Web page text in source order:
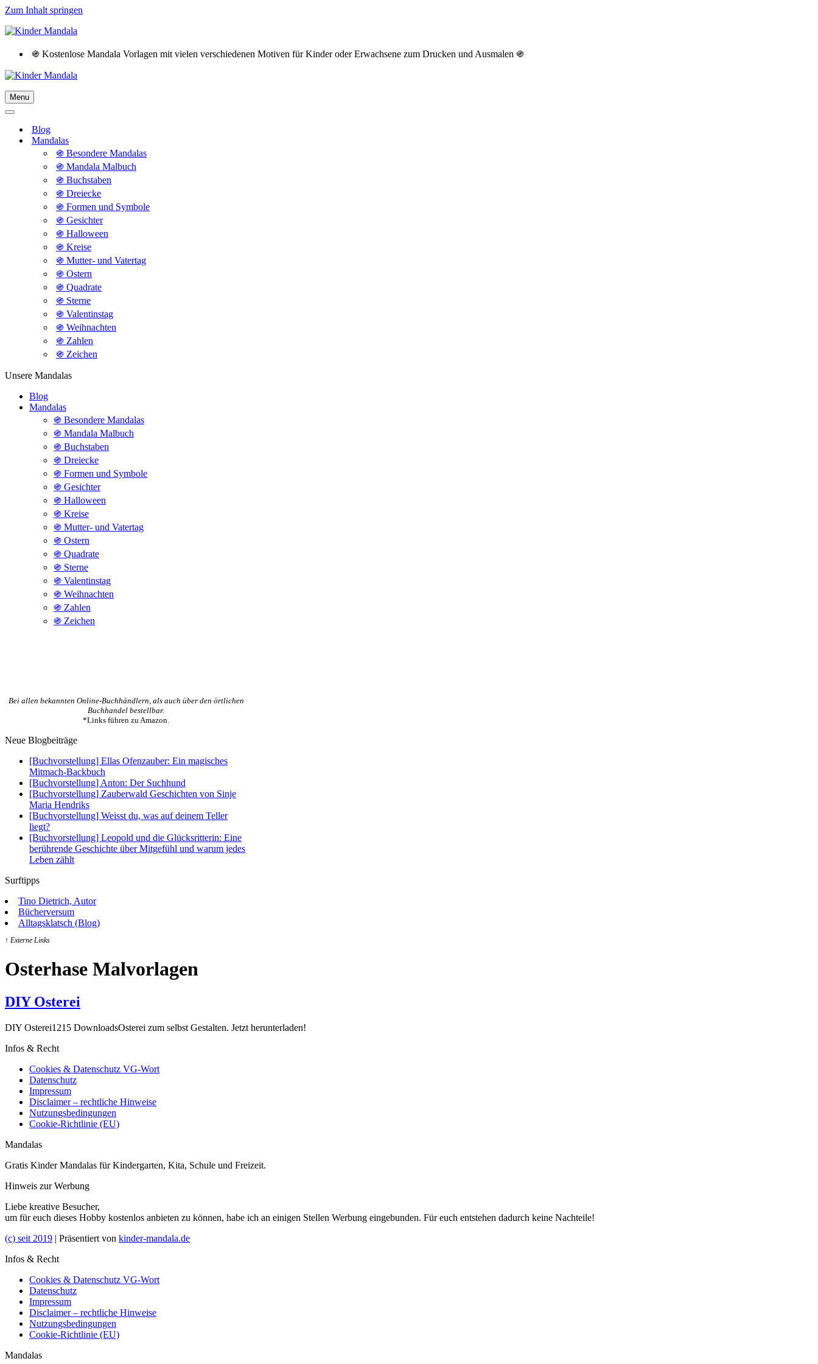
Zum Inhalt springen
֍ Kostenlose Mandala Vorlagen mit vielen verschiedenen Motiven für Kinder oder Erwachsene zum Drucken und Ausmalen ֍
Menu
Navigationsmenü
Navigationsmenü
Blog
Mandalas
֍ Besondere Mandalas
֍ Mandala Malbuch
֍ Buchstaben
֍ Dreiecke
֍ Formen und Symbole
֍ Gesichter
֍ Halloween
֍ Kreise
֍ Mutter- und Vatertag
֍ Ostern
֍ Quadrate
֍ Sterne
֍ Valentinstag
֍ Weihnachten
֍ Zahlen
֍ Zeichen
Unsere Mandalas
Blog
Mandalas
֍ Besondere Mandalas
֍ Mandala Malbuch
֍ Buchstaben
֍ Dreiecke
֍ Formen und Symbole
֍ Gesichter
֍ Halloween
֍ Kreise
֍ Mutter- und Vatertag
֍ Ostern
֍ Quadrate
֍ Sterne
֍ Valentinstag
֍ Weihnachten
֍ Zahlen
֍ Zeichen
Bei allen bekannten Online-Buchhändlern, als auch über den örtlichen
Buchhandel bestellbar.
*Links führen zu Amazon.
Neue Blogbeiträge
[Buchvorstellung] Ellas Ofenzauber: Ein magisches
Mitmach-Backbuch
[Buchvorstellung] Anton: Der Suchhund
[Buchvorstellung] Zauberwald Geschichten von Sinje
Maria Hendriks
[Buchvorstellung] Weisst du, was auf deinem Teller
liegt?
[Buchvorstellung] Leopold und die Glücksritterin: Eine
berührende Geschichte über Mitgefühl und warum jedes
Leben zählt
Surftipps
Tino Dietrich, Autor
Bücherversum
Alltagsklatsch (Blog)
↑ Externe Links
Osterhase Malvorlagen
DIY Osterei
DIY Osterei1215 DownloadsOsterei zum selbst Gestalten. Jetzt herunterladen!
Infos & Recht
Cookies & Datenschutz VG-Wort
Datenschutz
Impressum
Disclaimer – rechtliche Hinweise
Nutzungsbedingungen
Cookie-Richtlinie (EU)
Mandalas
Gratis Kinder Mandalas für Kindergarten, Kita, Schule und Freizeit.
Hinweis zur Werbung
Liebe kreative Besucher,
um für euch dieses Hobby kostenlos anbieten zu können, habe ich an einigen Stellen Werbung eingebunden. Für euch entstehen dadurch keine Nachteile!
(c) seit 2019 | Präsentiert von kinder-mandala.de
Infos & Recht
Cookies & Datenschutz VG-Wort
Datenschutz
Impressum
Disclaimer – rechtliche Hinweise
Nutzungsbedingungen
Cookie-Richtlinie (EU)
Mandalas